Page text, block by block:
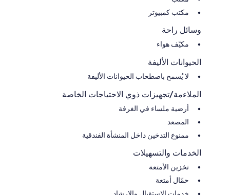
مكتب كمبيوتر
وسائل راحة
مكيّف هواء
الحيوانات الأليفة
لا يُسمح باصطحاب الحيوانات الأليفة
الملاءمة/تجهيزات ذوي الاحتياجات الخاصة
أرضية ملساء في الغرفة
المصعد
ممنوع التدخين داخل المنشأة الفندقية
الخدمات والتسهيلات
تخزين الأمتعة
حمّال أمتعة